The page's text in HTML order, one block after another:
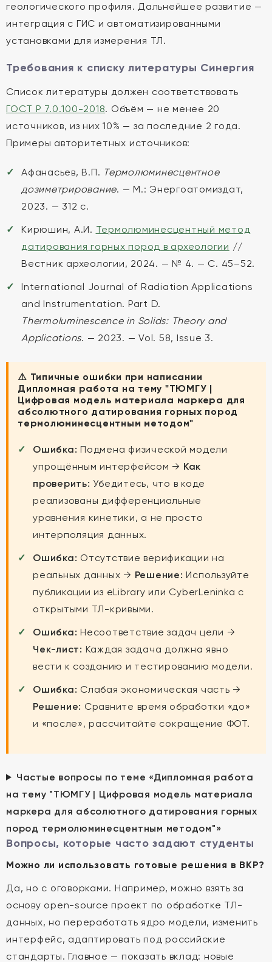
геологического профиля. Дальнейшее развитие —
интеграция с ГИС и автоматизированными
установками для измерения ТЛ.
Требования к списку литературы Синергия
Список литературы должен соответствовать
ГОСТ Р 7.0.100-2018. Объём — не менее 20
источников, из них 10% — за последние 2 года.
Примеры авторитетных источников:
Афанасьев, В.П. Термолюминесцентное
дозиметрирование. — М.: Энергоатомиздат,
2023. — 312 с.
Кирюшин, А.И. Термолюминесцентный метод
датирования горных пород в археологии //
Вестник археологии, 2024. — № 4. — С. 45–52.
International Journal of Radiation Applications
and Instrumentation. Part D.
Thermoluminescence in Solids: Theory and
Applications. — 2023. — Vol. 58, Issue 3.
⚠️ Типичные ошибки при написании
Дипломная работа на тему "ТЮМГУ |
Цифровая модель материала маркера для
абсолютного датирования горных пород
термолюминесцентным методом"
Ошибка: Подмена физической модели
упрощённым интерфейсом → Как
проверить: Убедитесь, что в коде
реализованы дифференциальные
уравнения кинетики, а не просто
интерполяция данных.
Ошибка: Отсутствие верификации на
реальных данных → Решение: Используйте
публикации из eLibrary или CyberLeninka с
открытыми ТЛ-кривыми.
Ошибка: Несоответствие задач цели →
Чек-лист: Каждая задача должна явно
вести к созданию и тестированию модели.
Ошибка: Слабая экономическая часть →
Решение: Сравните время обработки «до»
и «после», рассчитайте сокращение ФОТ.
Частые вопросы по теме «Дипломная работа
на тему "ТЮМГУ | Цифровая модель материала
маркера для абсолютного датирования горных
пород термолюминесцентным методом"»
Вопросы, которые часто задают студенты
Можно ли использовать готовые решения в ВКР?
Да, но с оговорками. Например, можно взять за
основу open-source проект по обработке ТЛ-
данных, но переработать ядро модели, изменить
интерфейс, адаптировать под российские
стандарты. Главное — показать вклад: новые